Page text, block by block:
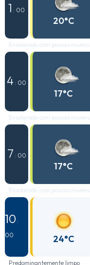
1 : 00
20°C
Ensolarado com poucas nuvens
4 : 00
17°C
Ensolarado com poucas nuvens
7 : 00
17°C
Ensolarado com poucas nuvens
10 :
00
24°C
Predominantemente limpo